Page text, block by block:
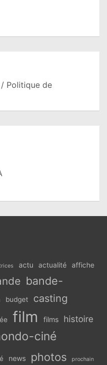
Politique de
actu actualité affiche
bande-
budget casting
film films histoire
ciné
news photos prochain